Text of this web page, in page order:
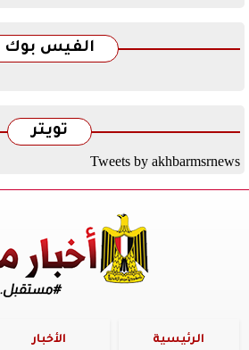
الفيس بوك
تويتر
Tweets by akhbarmsrnews
الرئيسية الأخبار